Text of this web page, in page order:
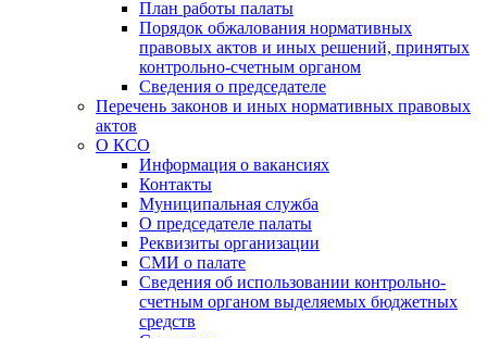
План работы палаты
Порядок обжалования нормативных
правовых актов и иных решений, принятых
контрольно-счетным органом
Сведения о председателе
Перечень законов и иных нормативных правовых
актов
О КСО
Информация о вакансиях
Контакты
Муниципальная служба
О председателе палаты
Реквизиты организации
СМИ о палате
Сведения об использовании контрольно-
счетным органом выделяемых бюджетных
средств